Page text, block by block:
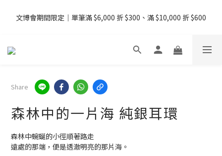
免運
文博會期間限定｜單筆滿 $6,000 折 $300、滿 $10,000 折 $600
08/07 - 09  台灣下單即免運 ・港澳滿 USD99、新加坡滿 USD199
Share
森林中的一片海 純銀耳環
森林中蜿蜒的小徑順著路走
遠處的那端，便是透澈明亮的那片海。